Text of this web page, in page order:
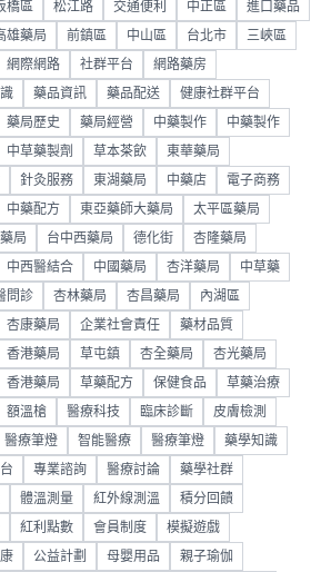
橋區 松江路 交通便利 中正區 進口藥品
雄藥局 前鎮區 中山區 台北市 三峽區
網際網路 社群平台 網路藥房
藥品資訊 藥品配送 健康社群平台
藥局歷史 藥局經營 中藥製作 中藥製作
中草藥製劑 草本茶飲 東華藥局
針灸服務 東湖藥局 中藥店 電子商務
中藥配方 東亞藥師大藥局 太平區藥局
局 台中西藥局 德化街 杏隆藥局
中西醫結合 中國藥局 杏洋藥局 中草藥
問診 杏林藥局 杏昌藥局 內湖區
杏康藥局 企業社會責任 藥材品質
香港藥局 草屯鎮 杏全藥局 杏光藥局
香港藥局 草藥配方 保健食品 草藥治療
額溫槍 醫療科技 臨床診斷 皮膚檢測
醫療筆燈 智能醫療 醫療筆燈 藥學知識
專業諮詢 醫療討論 藥學社群
體溫測量 紅外線測溫 積分回饋
紅利點數 會員制度 模擬遊戲
公益計劃 母嬰用品 親子瑜伽